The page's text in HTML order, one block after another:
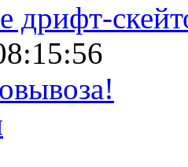
дрифт-